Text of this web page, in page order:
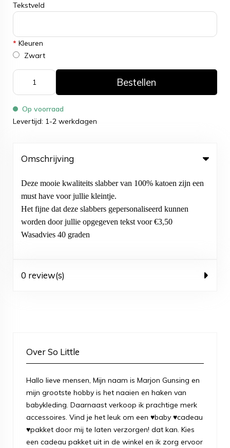
Tekstveld
* Kleuren
Zwart
Bestellen
Op voorraad
Levertijd: 1-2 werkdagen
Omschrijving
Deze mooie kwaliteits slabber van 100% katoen zijn een
must have voor jullie kleintje.
Het fijne dat deze slabbers gepersonaliseerd kunnen
worden door jullie opgegeven tekst voor €3,50
Wasadvies 40 graden
0 review(s)
Over So Little
Hallo lieve mensen, Mijn naam is Marjon Gunsing en
mijn grootste hobby is het naaien en haken van
babykleding. Daarnaast verkoop ik prachtige merk
accessoires. Vind je het leuk om een ♥baby ♥cadeau
♥pakket door mij te laten verzorgen! dat kan. Kies
een cadeau pakket uit in de winkel en ik zorg ervoor